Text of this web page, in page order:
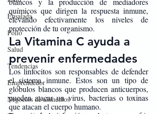
Ensalada
Pollo
Salud
Tendencias
Emprendedor
Negocios de alimentos
químicos que dirigen la respuesta inmune,
elevando efectivamente los niveles de
protección de tu organismo.
La Vitamina C ayuda a
prevenir enfermedades
Los linfocitos son responsables de defender
el sistema inmune. Estos son un tipo de
glóbulos blancos que producen anticuerpos,
pueden atacar un virus, bacterias o toxinas
que atacan el cuerpo humano.